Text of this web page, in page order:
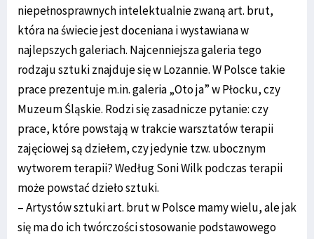
niepełnosprawnych intelektualnie zwaną art. brut,
która na świecie jest doceniana i wystawiana w
najlepszych galeriach. Najcenniejsza galeria tego
rodzaju sztuki znajduje się w Lozannie. W Polsce takie
prace prezentuje m.in. galeria „Oto ja” w Płocku, czy
Muzeum Śląskie. Rodzi się zasadnicze pytanie: czy
prace, które powstają w trakcie warsztatów terapii
zajęciowej są dziełem, czy jedynie tzw. ubocznym
wytworem terapii? Według Soni Wilk podczas terapii
może powstać dzieło sztuki.
– Artystów sztuki art. brut w Polsce mamy wielu, ale jak
się ma do ich twórczości stosowanie podstawowego